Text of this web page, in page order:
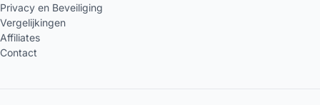
Privacy en Beveiliging
Vergelijkingen
Affiliates
Contact